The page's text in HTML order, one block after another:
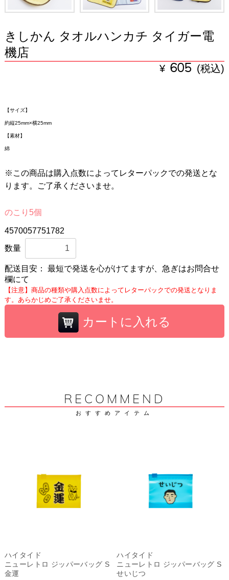
きしかん タオルハンカチ タイガー電
機店
¥ 605 (税込)
【サイズ】
約縦25mm×横25mm
【素材】
綿
※この商品は購入点数によってレターパックでの発送とな
ります。ご了承くださいませ。
のこり5個
4570057751782
数量
配送目安： 最短で発送を心がけてますが、急ぎはお問合せ
欄にて
【注意】商品の種類や購入点数によってレターパックでの発送となりま
す。あらかじめご了承くださいませ。
カートに入れる
RECOMMEND
おすすめアイテム
ハイタイド
ニューレトロ ジッパーバッグ S
金運
ハイタイド
ニューレトロ ジッパーバッグ S
せいじつ